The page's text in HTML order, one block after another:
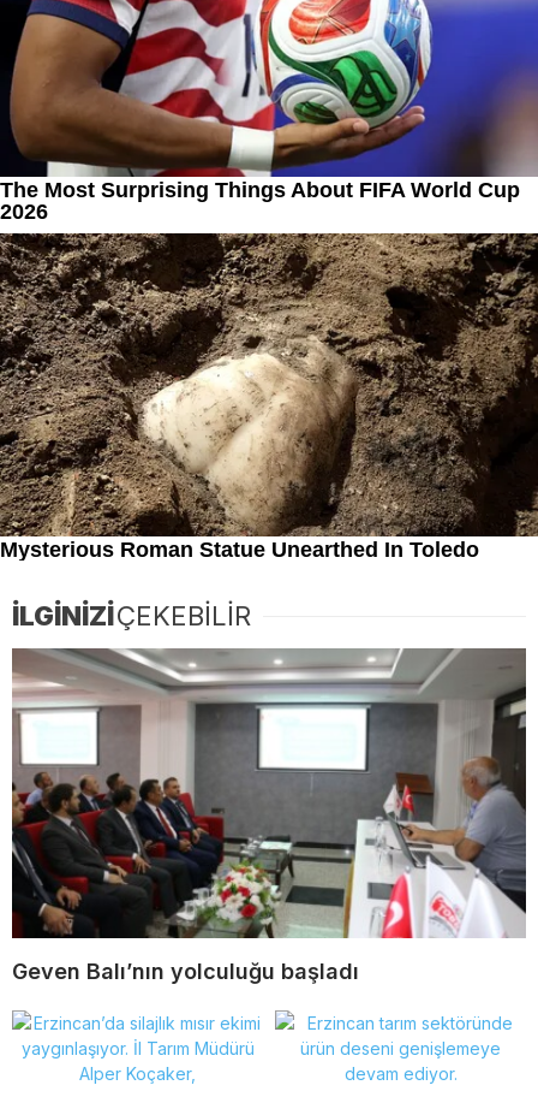
İLGİNİZİÇEKEBİLİR
Geven Balı’nın yolculuğu başladı